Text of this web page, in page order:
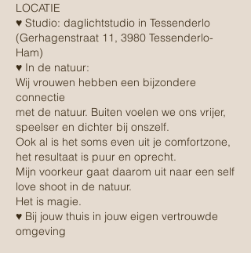
LOCATIE
♥ Studio: daglichtstudio in Tessenderlo
(Gerhagenstraat 11, 3980 Tessenderlo-
Ham)
♥ In de natuur:
Wij vrouwen hebben een bijzondere
connectie
met de natuur. Buiten voelen we ons vrijer,
speelser en dichter bij onszelf.
Ook al is het soms even uit je comfortzone,
het resultaat is puur en oprecht.
Mijn voorkeur gaat daarom uit naar een self
love shoot in de natuur.
Het is magie.
♥ Bij jouw thuis in jouw eigen vertrouwde
omgeving